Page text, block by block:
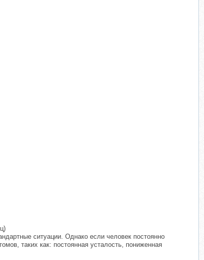
ситуации. Однако если человек постоянно
таких как: постоянная усталость, пониженная